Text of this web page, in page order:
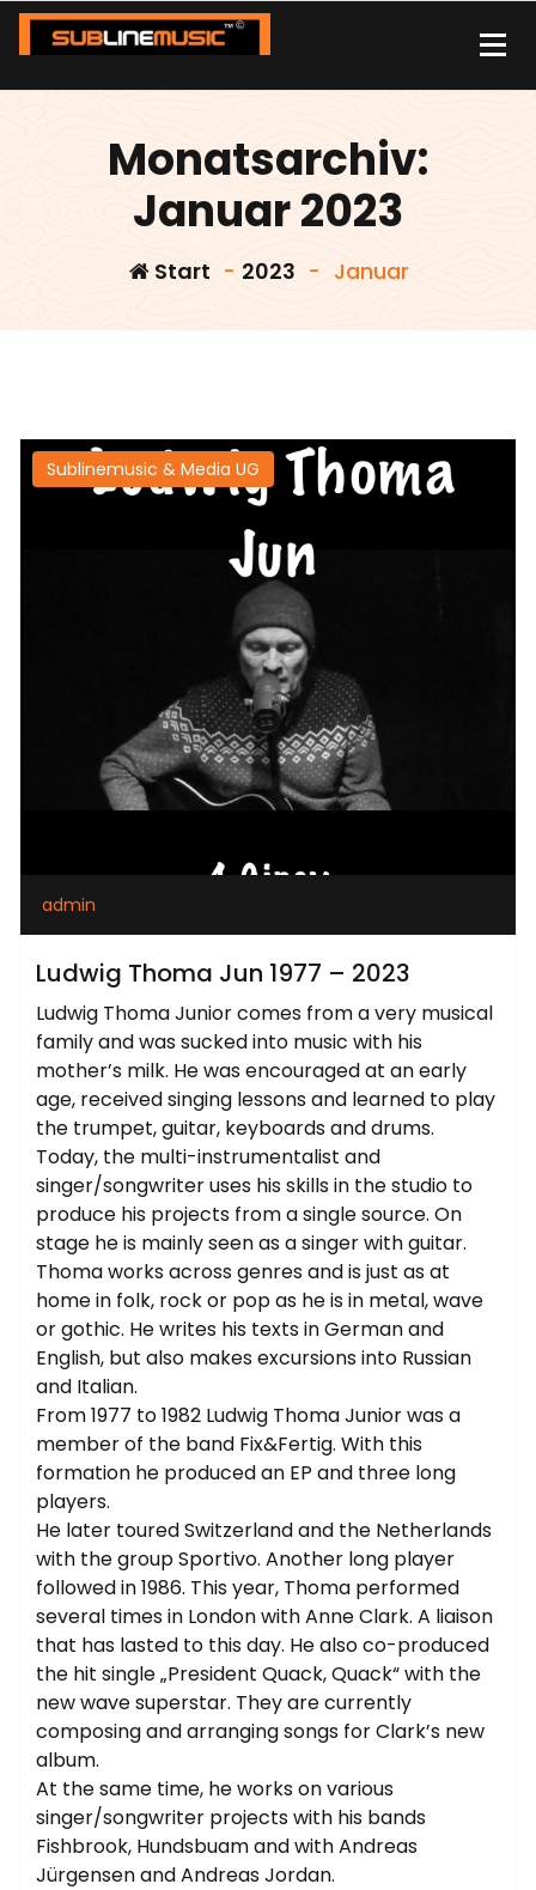
Zum
Inhalt
Monatsarchiv:
Januar 2023
Start - 2023 - Januar
Sublinemusic & Media UG
admin
Ludwig Thoma Jun 1977 – 2023
Ludwig Thoma Junior comes from a very musical
family and was sucked into music with his
mother’s milk. He was encouraged at an early
age, received singing lessons and learned to play
the trumpet, guitar, keyboards and drums.
Today, the multi-instrumentalist and
singer/songwriter uses his skills in the studio to
produce his projects from a single source. On
stage he is mainly seen as a singer with guitar.
Thoma works across genres and is just as at
home in folk, rock or pop as he is in metal, wave
or gothic. He writes his texts in German and
English, but also makes excursions into Russian
and Italian.
From 1977 to 1982 Ludwig Thoma Junior was a
member of the band Fix&Fertig. With this
formation he produced an EP and three long
players.
He later toured Switzerland and the Netherlands
with the group Sportivo. Another long player
followed in 1986. This year, Thoma performed
several times in London with Anne Clark. A liaison
that has lasted to this day. He also co-produced
the hit single „President Quack, Quack“ with the
new wave superstar. They are currently
composing and arranging songs for Clark’s new
album.
At the same time, he works on various
singer/songwriter projects with his bands
Fishbrook, Hundsbuam and with Andreas
Jürgensen and Andreas Jordan.